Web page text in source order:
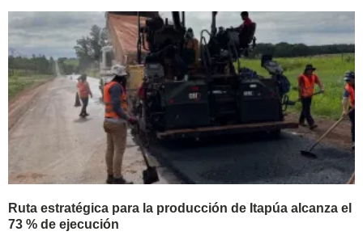
Ruta estratégica para la producción de Itapúa alcanza el
73 % de ejecución